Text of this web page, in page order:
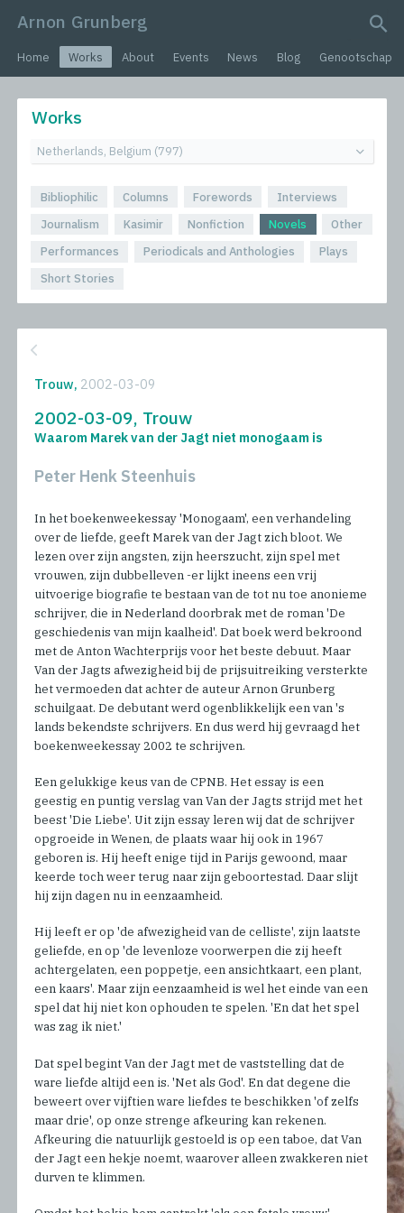
Arnon Grunberg
Home Works About Events News Blog Genootschap
Works
Bibliophilic Columns Forewords
Interviews
Journalism
Kasimir Nonfiction Novels
Other
Performances
Periodicals and Anthologies
Plays
Short Stories
Trouw, 2002-03-09
2002-03-09, Trouw
Waarom Marek van der Jagt niet monogaam is
Peter Henk Steenhuis
In het boekenweekessay 'Monogaam', een verhandeling
over de liefde, geeft Marek van der Jagt zich bloot. We
lezen over zijn angsten, zijn heerszucht, zijn spel met
vrouwen, zijn dubbelleven -er lijkt ineens een vrij
uitvoerige biografie te bestaan van de tot nu toe anonieme
schrijver, die in Nederland doorbrak met de roman 'De
geschiedenis van mijn kaalheid'. Dat boek werd bekroond
met de Anton Wachterprijs voor het beste debuut. Maar
Van der Jagts afwezigheid bij de prijsuitreiking versterkte
het vermoeden dat achter de auteur Arnon Grunberg
schuilgaat. De debutant werd ogenblikkelijk een van 's
lands bekendste schrijvers. En dus werd hij gevraagd het
boekenweekessay 2002 te schrijven.
Een gelukkige keus van de CPNB. Het essay is een
geestig en puntig verslag van Van der Jagts strijd met het
beest 'Die Liebe'. Uit zijn essay leren wij dat de schrijver
opgroeide in Wenen, de plaats waar hij ook in 1967
geboren is. Hij heeft enige tijd in Parijs gewoond, maar
keerde toch weer terug naar zijn geboortestad. Daar slijt
hij zijn dagen nu in eenzaamheid.
Hij leeft er op 'de afwezigheid van de celliste', zijn laatste
geliefde, en op 'de levenloze voorwerpen die zij heeft
achtergelaten, een poppetje, een ansichtkaart, een plant,
een kaars'. Maar zijn eenzaamheid is wel het einde van een
spel dat hij niet kon ophouden te spelen. 'En dat het spel
was zag ik niet.'
Dat spel begint Van der Jagt met de vaststelling dat de
ware liefde altijd een is. 'Net als God'. En dat degene die
beweert over vijftien ware liefdes te beschikken 'of zelfs
maar drie', op onze strenge afkeuring kan rekenen.
Afkeuring die natuurlijk gestoeld is op een taboe, dat Van
der Jagt een hekje noemt, waarover alleen zwakkeren niet
durven te klimmen.